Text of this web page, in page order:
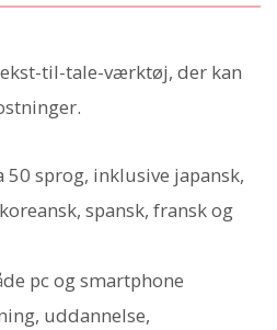
til-tale-værktøj, der kan
sprog, inklusive japansk,
spansk, fransk og
pc og smartphone
uddannelse,